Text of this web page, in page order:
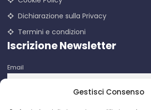
Gestisci Consenso
Dichiarazione sulla Privacy
Termini e condizioni
Iscrizione Newsletter
Email